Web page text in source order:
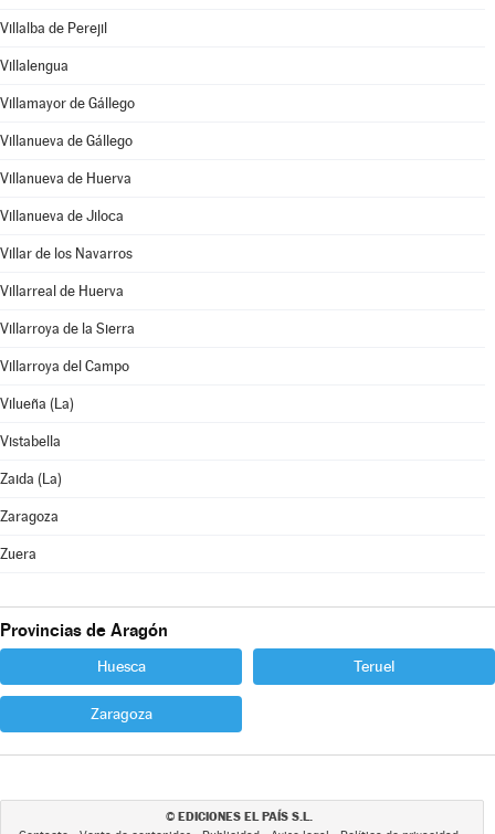
Villalba de Perejil
Villalengua
Villamayor de Gállego
Villanueva de Gállego
Villanueva de Huerva
Villanueva de Jiloca
Villar de los Navarros
Villarreal de Huerva
Villarroya de la Sierra
Villarroya del Campo
Vilueña (La)
Vistabella
Zaida (La)
Zaragoza
Zuera
Provincias de Aragón
Huesca Teruel
Zaragoza
© EDICIONES EL PAÍS S.L.